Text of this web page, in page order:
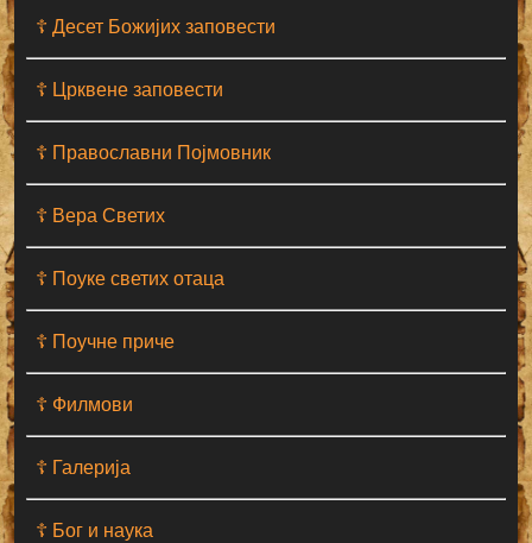
☦ Десет Божијих заповести
☦ Црквене заповести
☦ Православни Појмовник
☦ Вера Светих
☦ Поуке светих отаца
☦ Поучне приче
☦ Филмови
☦ Галерија
☦ Бог и наука